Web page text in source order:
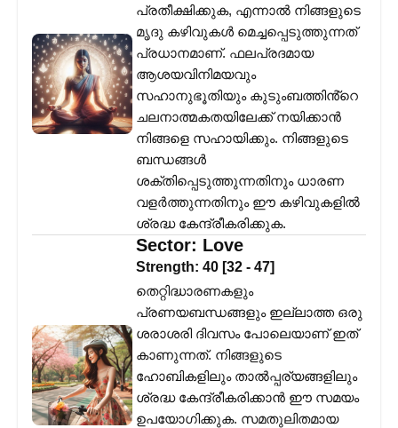
പ്രതീക്ഷിക്കുക, എന്നാൽ നിങ്ങളുടെ
മൃദു കഴിവുകൾ മെച്ചപ്പെടുത്തുന്നത്
പ്രധാനമാണ്. ഫലപ്രദമായ
ആശയവിനിമയവും
സഹാനുഭൂതിയും കുടുംബത്തിൻ്റെ
ചലനാത്മകതയിലേക്ക് നയിക്കാൻ
നിങ്ങളെ സഹായിക്കും. നിങ്ങളുടെ
ബന്ധങ്ങൾ
ശക്തിപ്പെടുത്തുന്നതിനും ധാരണ
വളർത്തുന്നതിനും ഈ കഴിവുകളിൽ
ശ്രദ്ധ കേന്ദ്രീകരിക്കുക.
Sector: Love
Strength: 40 [32 - 47]
തെറ്റിദ്ധാരണകളും
പ്രണയബന്ധങ്ങളും ഇല്ലാത്ത ഒരു
ശരാശരി ദിവസം പോലെയാണ് ഇത്
കാണുന്നത്. നിങ്ങളുടെ
ഹോബികളിലും താൽപ്പര്യങ്ങളിലും
ശ്രദ്ധ കേന്ദ്രീകരിക്കാൻ ഈ സമയം
ഉപയോഗിക്കുക. സമതുലിതമായ